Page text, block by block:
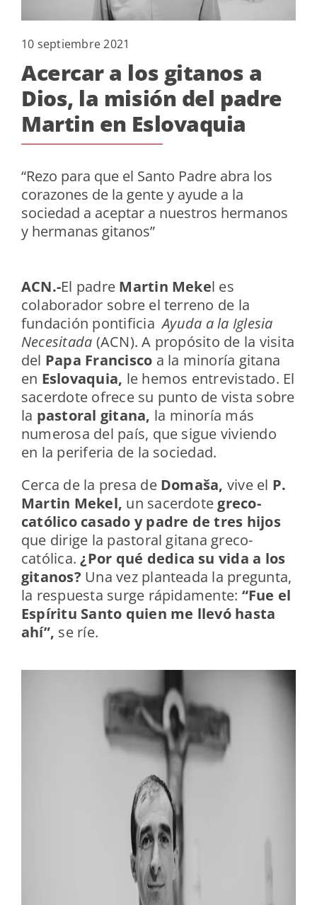
10 septiembre 2021
Acercar a los gitanos a
Dios, la misión del padre
Martin en Eslovaquia
“Rezo para que el Santo Padre abra los
corazones de la gente y ayude a la
sociedad a aceptar a nuestros hermanos
y hermanas gitanos”
ACN.-El padre Martin Mekel es
colaborador sobre el terreno de la
fundación pontificiaAyuda a la Iglesia
Necesitada (ACN). A propósito de la visita
del Papa Francisco a la minoría gitana
en Eslovaquia, le hemos entrevistado. El
sacerdote ofrece su punto de vista sobre
la pastoral gitana, la minoría más
numerosa del país, que sigue viviendo
en la periferia de la sociedad.
Cerca de la presa de Domaša, vive el P.
Martin Mekel, un sacerdote greco-
católico casado y padre de tres hijos
que dirige la pastoral gitana greco-
católica. ¿Por qué dedica su vida a los
gitanos? Una vez planteada la pregunta,
la respuesta surge rápidamente: “Fue el
Espíritu Santo quien me llevó hasta
ahí”, se ríe.